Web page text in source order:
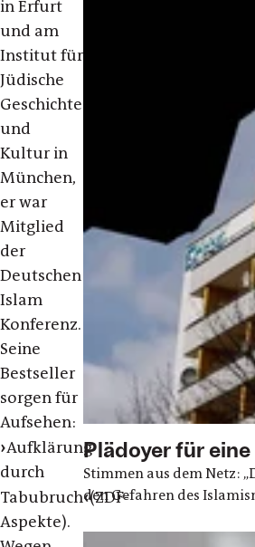
in Erfurt
und am
Institut für
Jüdische
Geschichte
und
Kultur in
München,
er war
Mitglied
der
Deutschen
Islam
Konferenz.
Seine
Bestseller
sorgen für
Aufsehen:
›Aufklärung
durch
Tabubruch‹(ZDF-
Aspekte).
Plädoyer für
Stimmen aus dem Netz:
den Gefahren des